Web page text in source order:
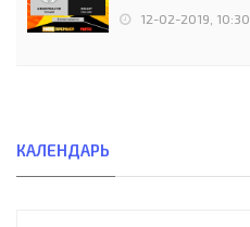
12-02-2019, 10:30
КАЛЕНДАРЬ